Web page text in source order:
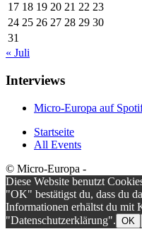
17 18 19 20 21 22 23
24 25 26 27 28 29 30
31
« Juli
Interviews
Micro-Europa auf
Startseite
All Events
© Micro-Europa -
Diese Website benutzt
"OK" bestätigst du, dass du
Informationen erhältst du mit
"Datenschutzerklärung". OK